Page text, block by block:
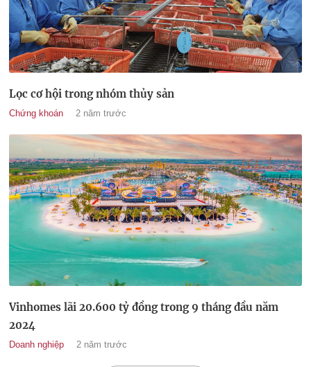
Lọc cơ hội trong nhóm thủy sản
Chứng khoán 2 năm trước
Vinhomes lãi 20.600 tỷ đồng trong 9 tháng đầu năm
2024
Doanh nghiệp 2 năm trước